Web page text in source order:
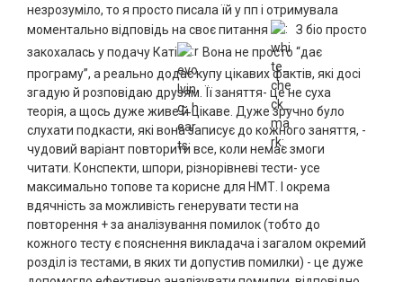
незрозуміло, то я просто писала їй у пп і отримувала
моментально відповідь на своє питання
З біо просто
закохалась у подачу Каті
Вона не просто “дає
програму”, а реально додає купу цікавих фактів, які досі
згадую й розповідаю друзям. Її заняття- це не суха
теорія, а щось дуже живе й цікаве. Дуже зручно було
слухати подкасти, які вона записує до кожного заняття, -
чудовий варіант повторити все, коли немає змоги
читати. Конспекти, шпори, різнорівневі тести- усе
максимально топове та корисне для НМТ. І окрема
вдячність за можливість генерувати тести на
повторення + за аналізування помилок (тобто до
кожного тесту є пояснення викладача і загалом окремий
розділ із тестами, в яких ти допустив помилки) - це дуже